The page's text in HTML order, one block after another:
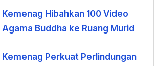
Kemenag Hibahkan 100 Video
Agama Buddha ke Ruang Murid
Kemenag Perkuat Perlindungan